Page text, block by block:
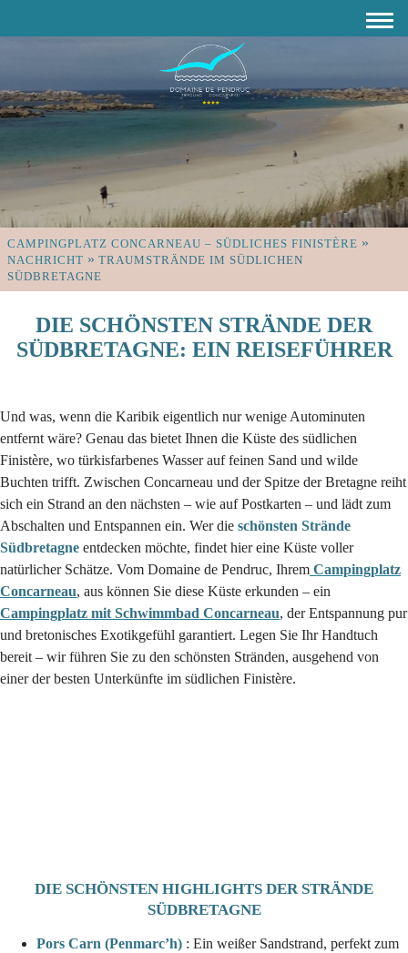
CAMPINGPLATZ CONCARNEAU – SÜDLICHES FINISTÈRE »
NACHRICHT » TRAUMSTRÄNDE IM SÜDLICHEN
SÜDBRETAGNE
DIE SCHÖNSTEN STRÄNDE DER
SÜDBRETAGNE: EIN REISEFÜHRER
Und was, wenn die Karibik eigentlich nur wenige Autominuten
entfernt wäre? Genau das bietet Ihnen die Küste des südlichen
Finistère, wo türkisfarbenes Wasser auf feinen Sand und wilde
Buchten trifft. Zwischen Concarneau und der Spitze der Bretagne reiht
sich ein Strand an den nächsten – wie auf Postkarten – und lädt zum
Abschalten und Entspannen ein. Wer die schönsten Strände
Südbretagne entdecken möchte, findet hier eine Küste voller
natürlicher Schätze. Vom Domaine de Pendruc, Ihrem Campingplatz
Concarneau, aus können Sie diese Küste erkunden – ein
Campingplatz mit Schwimmbad Concarneau, der Entspannung pur
und bretonisches Exotikgefühl garantiert. Legen Sie Ihr Handtuch
bereit – wir führen Sie zu den schönsten Stränden, ausgehend von
einer der besten Unterkünfte im südlichen Finistère.
DIE SCHÖNSTEN HIGHLIGHTS DER STRÄNDE
SÜDBRETAGNE
Pors Carn (Penmarc’h) : Ein weißer Sandstrand, perfekt zum